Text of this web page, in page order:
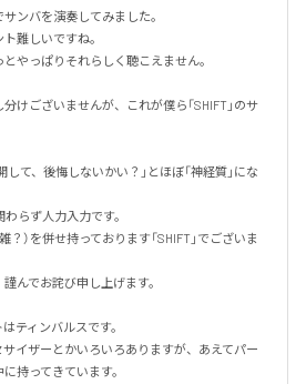
ンバを演奏してみました。
難しいですね。
やっぱりそれらしく聴こえません。
けございませんが、これが僕ら「SHIFT」のサ
して、後悔しないかい？」とほぼ「神経質」にな
らず人力入力です。
？）を併せ持っております「SHIFT」でございま
んでお詫び申し上げます。
ティンバルスです。
イザーとかいろいろありますが、あえてパー
持ってきています。